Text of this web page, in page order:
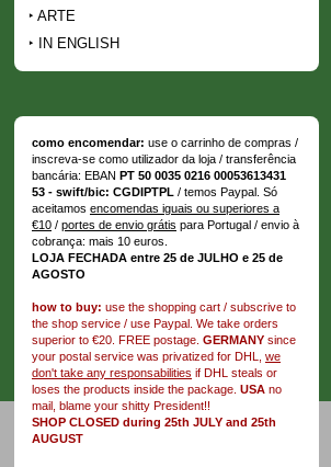
ARTE
IN ENGLISH
como encomendar: use o carrinho de compras /
inscreva-se como utilizador da loja / transferência
bancária: EBAN PT 50 0035 0216 00053613431
53 - swift/bic: CGDIPTPL / temos Paypal. Só
aceitamos encomendas iguais ou superiores a
€10 / portes de envio grátis para Portugal / envio à
cobrança: mais 10 euros.
LOJA FECHADA entre 25 de JULHO e 25 de
AGOSTO
how to buy: use the shopping cart / subscrive to
the shop service / use Paypal. We take orders
superior to €20. FREE postage. GERMANY since
your postal service was privatized for DHL, we
don't take any responsabilities if DHL steals or
loses the products inside the package. USA no
mail, blame your shitty President!!
SHOP CLOSED during 25th JULY and 25th
AUGUST